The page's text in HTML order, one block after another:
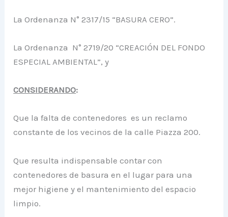
La Ordenanza N° 2317/15 “BASURA CERO”.
La Ordenanza N° 2719/20 “CREACIÓN DEL FONDO
ESPECIAL AMBIENTAL”, y
CONSIDERANDO:
Que la falta de contenedores es un reclamo
constante de los vecinos de la calle Piazza 200.
Que resulta indispensable contar con
contenedores de basura en el lugar para una
mejor higiene y el mantenimiento del espacio
limpio.